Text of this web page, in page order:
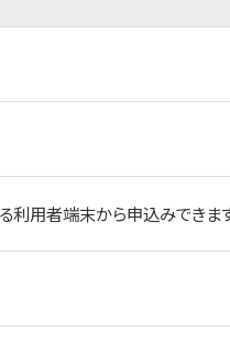
利用者端末から申込みできま